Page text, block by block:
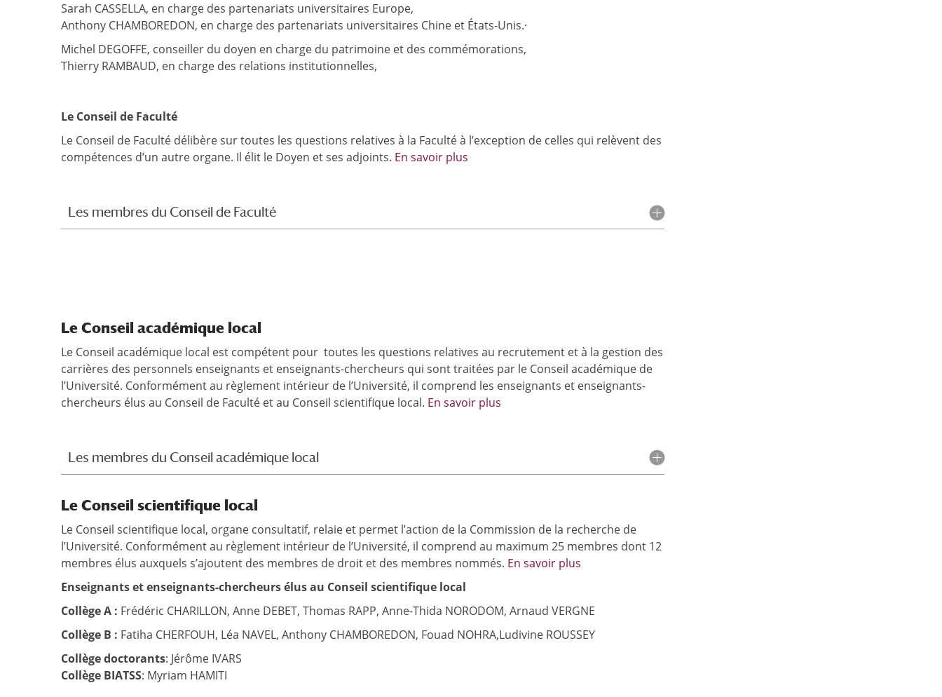
Sarah CASSELLA, en charge des partenariats universitaires Europe,
Anthony CHAMBOREDON, en charge des partenariats universitaires Chine et États-Unis.·
Michel DEGOFFE, conseiller du doyen en charge du patrimoine et des commémorations,
Thierry RAMBAUD, en charge des relations institutionnelles,
Le Conseil de Faculté
Le Conseil de Faculté délibère sur toutes les questions relatives à la Faculté à l’exception de celles qui relèvent des
compétences d’un autre organe. Il élit le Doyen et ses adjoints. En savoir plus
Les membres du Conseil de Faculté
Le Conseil académique local
Le Conseil académique local est compétent pour toutes les questions relatives au recrutement et à la gestion des
carrières des personnels enseignants et enseignants-chercheurs qui sont traitées par le Conseil académique de
l’Université. Conformément au règlement intérieur de l’Université, il comprend les enseignants et enseignants-
chercheurs élus au Conseil de Faculté et au Conseil scientifique local. En savoir plus
Les membres du Conseil académique local
Le Conseil scientifique local
Le Conseil scientifique local, organe consultatif, relaie et permet l’action de la Commission de la recherche de
l’Université. Conformément au règlement intérieur de l’Université, il comprend au maximum 25 membres dont 12
membres élus auxquels s’ajoutent des membres de droit et des membres nommés. En savoir plus
Enseignants et enseignants-chercheurs élus au Conseil scientifique local
Collège A : Frédéric CHARILLON, Anne DEBET, Thomas RAPP, Anne-Thida NORODOM, Arnaud VERGNE
Collège B : Fatiha CHERFOUH, Léa NAVEL, Anthony CHAMBOREDON, Fouad NOHRA,Ludivine ROUSSEY
Collègedoctorants: Jérôme IVARS
Collège BIATSS: Myriam HAMITI